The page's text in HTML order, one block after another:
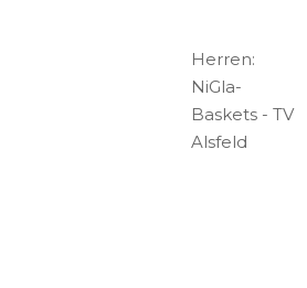
Herren:
NiGla-
Baskets - TV
Alsfeld